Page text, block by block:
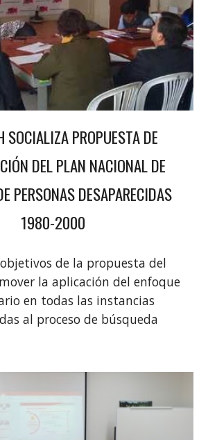
SOCIALIZA PROPUESTA DE
DEL PLAN NACIONAL DE
PERSONAS DESAPARECIDAS
1980-2000
de la propuesta del
la aplicación del enfoque
en todas las instancias
al proceso de búsqueda